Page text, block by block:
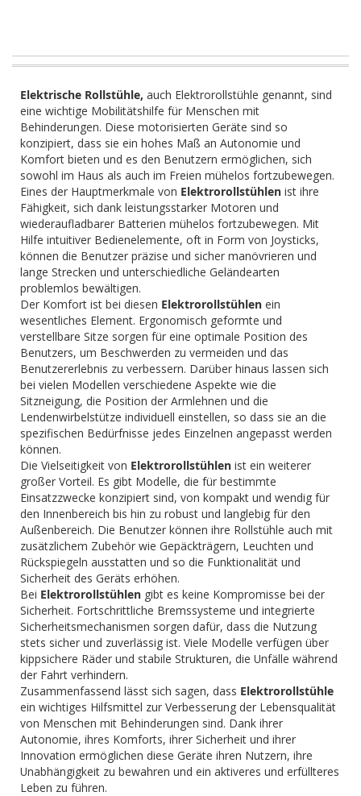
Elektrische Rollstühle, auch Elektrorollstühle genannt, sind
eine wichtige Mobilitätshilfe für Menschen mit
Behinderungen. Diese motorisierten Geräte sind so
konzipiert, dass sie ein hohes Maß an Autonomie und
Komfort bieten und es den Benutzern ermöglichen, sich
sowohl im Haus als auch im Freien mühelos fortzubewegen.
Eines der Hauptmerkmale von Elektrorollstühlen ist ihre
Fähigkeit, sich dank leistungsstarker Motoren und
wiederaufladbarer Batterien mühelos fortzubewegen. Mit
Hilfe intuitiver Bedienelemente, oft in Form von Joysticks,
können die Benutzer präzise und sicher manövrieren und
lange Strecken und unterschiedliche Geländearten
problemlos bewältigen.
Der Komfort ist bei diesen Elektrorollstühlen ein
wesentliches Element. Ergonomisch geformte und
verstellbare Sitze sorgen für eine optimale Position des
Benutzers, um Beschwerden zu vermeiden und das
Benutzererlebnis zu verbessern. Darüber hinaus lassen sich
bei vielen Modellen verschiedene Aspekte wie die
Sitzneigung, die Position der Armlehnen und die
Lendenwirbelstütze individuell einstellen, so dass sie an die
spezifischen Bedürfnisse jedes Einzelnen angepasst werden
können.
Die Vielseitigkeit von Elektrorollstühlen ist ein weiterer
großer Vorteil. Es gibt Modelle, die für bestimmte
Einsatzzwecke konzipiert sind, von kompakt und wendig für
den Innenbereich bis hin zu robust und langlebig für den
Außenbereich. Die Benutzer können ihre Rollstühle auch mit
zusätzlichem Zubehör wie Gepäckträgern, Leuchten und
Rückspiegeln ausstatten und so die Funktionalität und
Sicherheit des Geräts erhöhen.
Bei Elektrorollstühlen gibt es keine Kompromisse bei der
Sicherheit. Fortschrittliche Bremssysteme und integrierte
Sicherheitsmechanismen sorgen dafür, dass die Nutzung
stets sicher und zuverlässig ist. Viele Modelle verfügen über
kippsichere Räder und stabile Strukturen, die Unfälle während
der Fahrt verhindern.
Zusammenfassend lässt sich sagen, dass Elektrorollstühle
ein wichtiges Hilfsmittel zur Verbesserung der Lebensqualität
von Menschen mit Behinderungen sind. Dank ihrer
Autonomie, ihres Komforts, ihrer Sicherheit und ihrer
Innovation ermöglichen diese Geräte ihren Nutzern, ihre
Unabhängigkeit zu bewahren und ein aktiveres und erfüllteres
Leben zu führen.